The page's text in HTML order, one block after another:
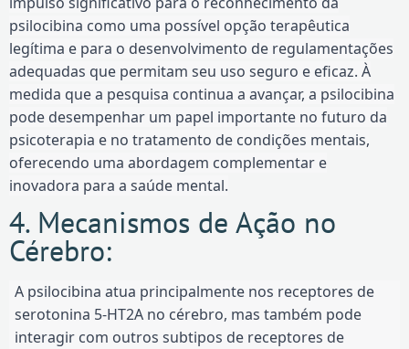
psilocibina como uma possível opção terapêutica
legítima e para o desenvolvimento de regulamentações
adequadas que permitam seu uso seguro e eficaz. À
medida que a pesquisa continua a avançar, a psilocibina
pode desempenhar um papel importante no futuro da
psicoterapia e no tratamento de condições mentais,
oferecendo uma abordagem complementar e
inovadora para a saúde mental.
4. Mecanismos de Ação no
Cérebro:
A psilocibina atua principalmente nos receptores de
serotonina 5-HT2A no cérebro, mas também pode
interagir com outros subtipos de receptores de